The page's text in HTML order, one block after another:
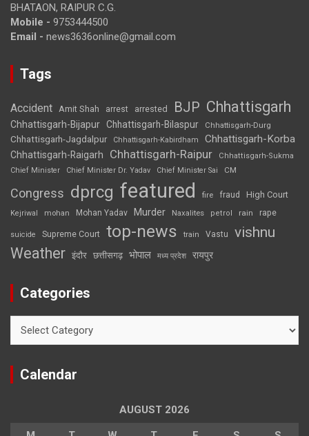
BHATAON, RAIPUR C.G.
Mobile - 9753444500
Email - news3636online@gmail.com
Tags
Accident Amit Shah arrest arrested BJP Chhattisgarh
Chhattisgarh-Bijapur Chhattisgarh-Bilaspur Chhattisgarh-Durg
Chhattisgarh-Jagdalpur Chhattisgarh-Kabirdham Chhattisgarh-Korba
Chhattisgarh-Raigarh Chhattisgarh-Raipur
Chhattisgarh-Sukma
Chief Minister
Chief Minister Dr. Yadav Chief Minister Sai CM
Congress dprcg featured fire fraud High Court
Kejriwal mohan Mohan Yadav Murder Naxalites petrol rain rape
suicide Supreme Court top-news train Vastu vishnu
Weather इंदौर छत्तीसगढ़ भोपाल मध्य प्रदेश रायपुर
Categories
Calendar
AUGUST 2026